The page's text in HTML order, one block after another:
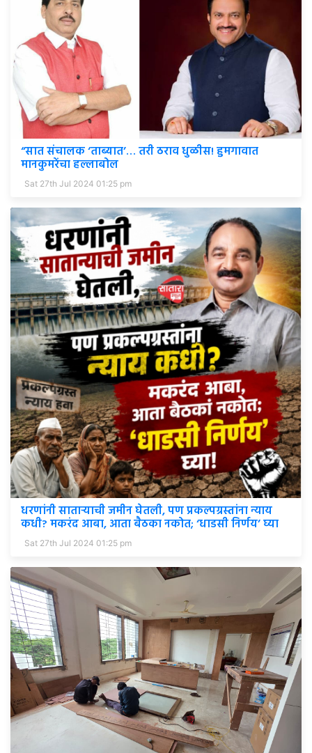
“सात संचालक ‘ताब्यात’… तरी ठराव धुळीस! हुमगावात
मानकुमरेंचा हल्लाबोल
Sat 27th Jul 2024 01:25 pm
धरणांनी साताऱ्याची जमीन घेतली, पण प्रकल्पग्रस्तांना न्याय
कधी? मकरंद आबा, आता बैठका नकोत; ‘धाडसी निर्णय’ घ्या
Sat 27th Jul 2024 01:25 pm